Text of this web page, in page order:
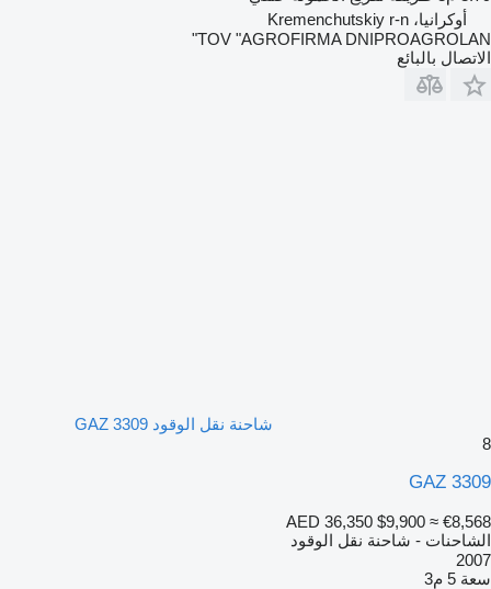
أوكرانيا، Kremenchutskiy r-n
TOV "AGROFIRMA DNIPROAGROLAN"
الاتصال بالبائع
شاحنة نقل الوقود GAZ 3309
8
GAZ 3309
AED 36,350 $9,900 ≈ €8,568
الشاحنات - شاحنة نقل الوقود
2007
سعة 5 م3